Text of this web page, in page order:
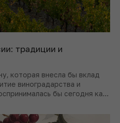
традиции и
которая внесла бы вклад
виноградарства и
бы сегодня как
Россия.